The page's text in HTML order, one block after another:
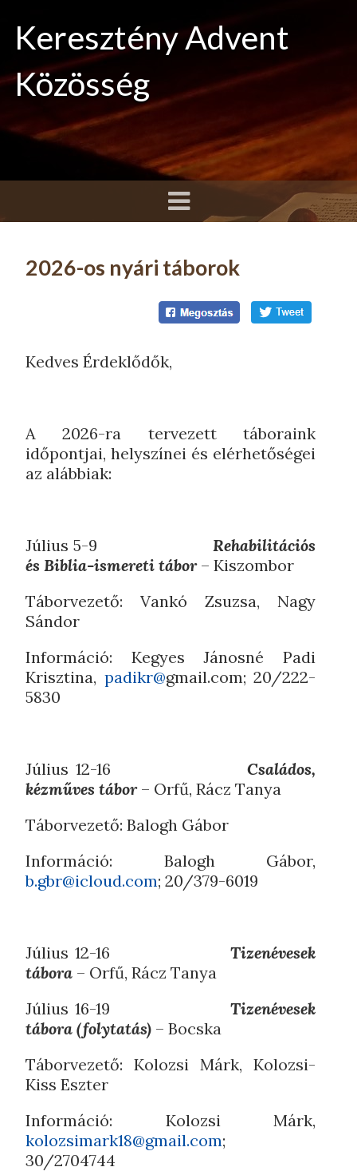
Keresztény Advent
Közösség
2026-os nyári táborok
Kedves Érdeklődők,
A 2026-ra tervezett táboraink
időpontjai, helyszínei és elérhetőségei
az alábbiak:
Július 5-9 Rehabilitációs
és Biblia-ismereti tábor – Kiszombor
Táborvezető: Vankó Zsuzsa, Nagy
Sándor
Információ: Kegyes Jánosné Padi
Krisztina, padikr@gmail.com; 20/222-
5830
Július 12-16 Családos,
kézműves tábor – Orfű, Rácz Tanya
Táborvezető: Balogh Gábor
Információ: Balogh Gábor,
b.gbr@icloud.com; 20/379-6019
Július 12-16 Tizenévesek
tábora – Orfű, Rácz Tanya
Július 16-19 Tizenévesek
tábora (folytatás) – Bocska
Táborvezető: Kolozsi Márk, Kolozsi-
Kiss Eszter
Információ: Kolozsi Márk,
kolozsimark18@gmail.com;
30/2704744